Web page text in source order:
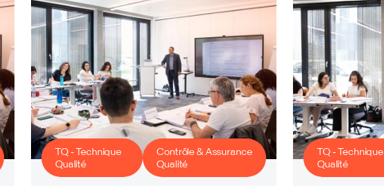
TQ - Technique
Qualité
Contrôle & Assurance
Qualité
TQ - Technique
Qualité